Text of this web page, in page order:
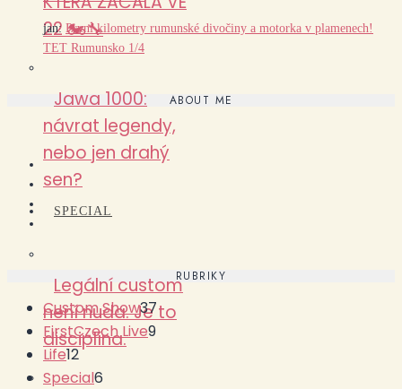
22 🏍️🔧
Jawa 1000:
návrat legendy,
nebo jen drahý
sen?
SPECIAL
Legální custom
není nuda. Je to
disciplína.
jan: První kilometry rumunské divočiny a motorka v plamenech!
TET Rumunsko 1/4
ABOUT ME
RUBRIKY
Custom Show37
FirstCzech Live9
Life12
Special6